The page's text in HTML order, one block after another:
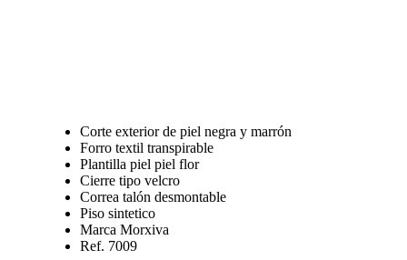
Corte exterior de piel negra y marrón
Forro textil transpirable
Plantilla piel piel flor
Cierre tipo velcro
Correa talón desmontable
Piso sintetico
Marca Morxiva
Ref. 7009